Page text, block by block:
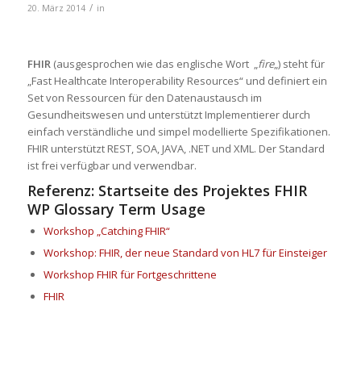
20. März 2014 / in
FHIR(ausgesprochen wie das englische Wort „fire„) steht für
„Fast Healthcate Interoperability Resources“ und definiert ein
Set von Ressourcen für den Datenaustausch im
Gesundheitswesen und unterstützt Implementierer durch
einfach verständliche und simpel modellierte Spezifikationen.
FHIR unterstützt REST, SOA, JAVA, .NET und XML. Der Standard
ist frei verfügbar und verwendbar.
Referenz: Startseite des Projektes FHIR
WP Glossary Term Usage
Workshop „Catching FHIR“
Workshop: FHIR, der neue Standard von HL7 für Einsteiger
Workshop FHIR für Fortgeschrittene
FHIR